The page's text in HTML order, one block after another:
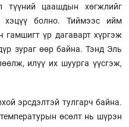
түүний цаашдын хөгжлийг
хэцүү болно. Тиймээс ийм
үр дагаварт хүргэж
зураг өөр байна. Тэнд Эль
илүү их шуурга үүсгэж,
эрсдэлтэй тулгарч байна.
өсөлт нь шүрэн